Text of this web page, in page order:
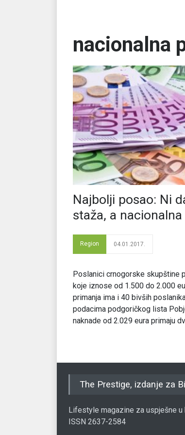
nacionalna
Najbolji posao: Ni
staža, a
Region 04.01.2017.
Poslanici crnogorske skupštine
koje iznose od 1.500 do 2.000
primanja ima i 40 bivših
podacima podgoričkog lista
naknade od 2.029 eura primaju
The Prestige, izdanje za
Lifestyle magazine za uspješne
ISSN 2637-2584